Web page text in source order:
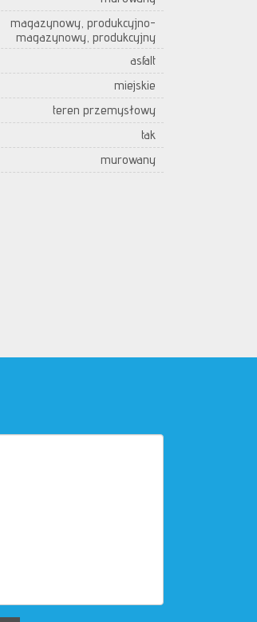
magazynowy, produkcyjno-
magazynowy, produkcyjny
asfalt
miejskie
teren przemysłowy
tak
murowany